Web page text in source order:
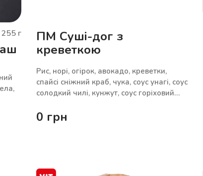
255 г
ПМ Суші-дог з
креветкою
Рис, норі, огірок, авокадо, креветки,
спайсі сніжний краб, чука, соус унагі, соус
солодкий чилі, кунжут, соус горіховий
0 грн